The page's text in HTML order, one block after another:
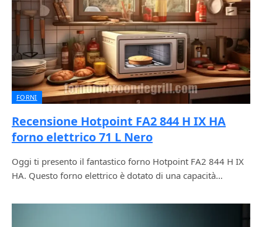
FORNI
Recensione Hotpoint FA2 844 H IX HA
forno elettrico 71 L Nero
Oggi ti presento il fantastico forno Hotpoint FA2 844 H IX
HA. Questo forno elettrico è dotato di una capacità…